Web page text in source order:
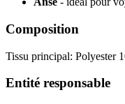
Composition
Tissu principal: Polyester
Entité responsable